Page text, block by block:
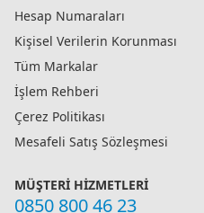
Hesap Numaraları
Kişisel Verilerin Korunması
Tüm Markalar
İşlem Rehberi
Çerez Politikası
Mesafeli Satış Sözleşmesi
MÜŞTERI HIZMETLERI
0850 800 46 23